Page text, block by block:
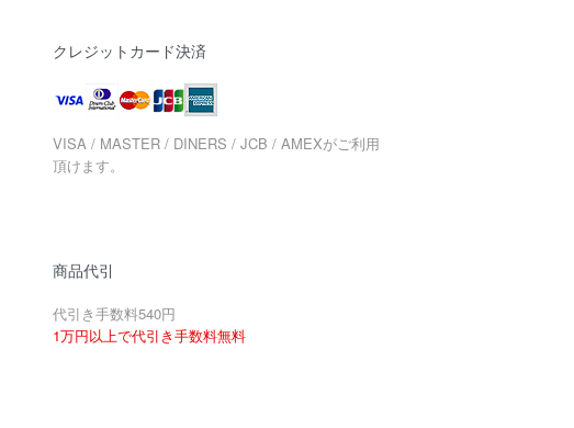
クレジットカード決済
VISA / MASTER / DINERS / JCB / AMEXがご利用
頂けます。
商品代引
代引き手数料540円
1万円以上で代引き手数料無料